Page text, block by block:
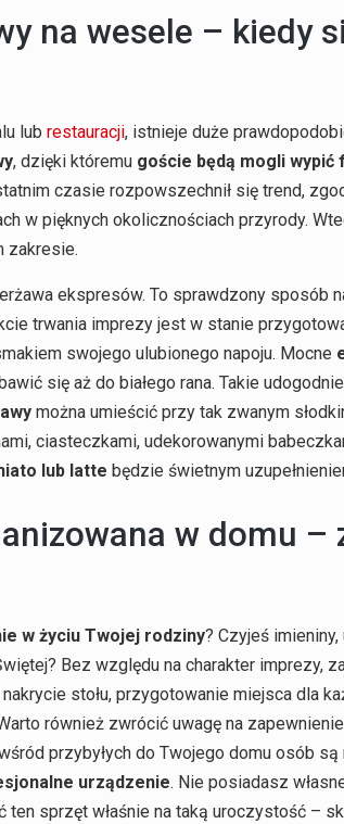
na wesele – kiedy
lub restauracji, istnieje duże
, dzięki któremu goście będą mogli wypić
czasie rozpowszechnił się trend,
w pięknych okolicznościach przyrody.
zakresie.
ekspresów. To sprawdzony sposób
trwania imprezy jest w stanie
swojego ulubionego napoju. Mocne
się aż do białego rana. Takie
można umieścić przy tak zwanym
ciasteczkami, udekorowanymi
lub latte będzie świetnym
w domu –
w życiu Twojej rodziny? Czyjeś
Bez względu na charakter imprezy,
stołu, przygotowanie miejsca dla
również zwrócić uwagę na
przybyłych do Twojego domu osób są
urządzenie. Nie posiadasz
ten sprzęt właśnie na taką uroczystość –